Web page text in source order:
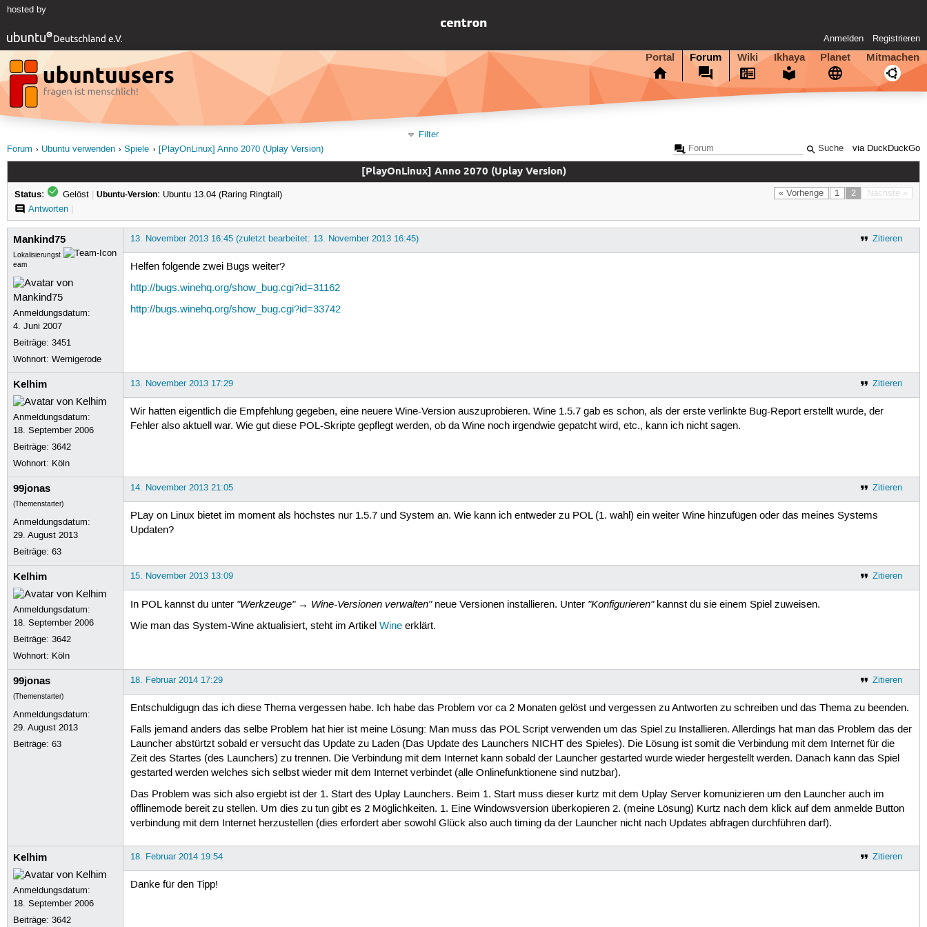
hosted by
Anmelden Registrieren
Portal Forum Wiki Ikhaya Planet Mitmachen
via DuckDuckGo
Filter
Forum
Ubuntu verwenden Spiele [PlayOnLinux] Anno 2070 (Uplay Version)
[PlayOnLinux] Anno 2070 (Uplay Version)
« Vorherige 1 2 Nächste »
Status: Gelöst | Ubuntu-Version: Ubuntu 13.04 (Raring Ringtail)
Antworten|
Mankind75
Lokalisierungst
eam
Anmeldungsdatum:
4. Juni 2007
Beiträge:3451
Wohnort: Wernigerode
Zitieren
13. November 2013 16:45 (zuletzt bearbeitet: 13. November 2013 16:45)
Helfen folgende zwei Bugs weiter?
http://bugs.winehq.org/show_bug.cgi?id=31162
http://bugs.winehq.org/show_bug.cgi?id=33742
Kelhim
Anmeldungsdatum:
18. September 2006
Beiträge:3642
Wohnort: Köln
Zitieren
13. November 2013 17:29
Wir hatten eigentlich die Empfehlung gegeben, eine neuere Wine-Version auszuprobieren. Wine 1.5.7 gab es schon, als der erste verlinkte Bug-Report erstellt wurde, der
Fehler also aktuell war. Wie gut diese POL-Skripte gepflegt werden, ob da Wine noch irgendwie gepatcht wird, etc., kann ich nicht sagen.
99jonas
(Themenstarter)
Anmeldungsdatum:
29. August 2013
Beiträge:63
Zitieren
14. November 2013 21:05
PLay on Linux bietet im moment als höchstes nur 1.5.7 und System an. Wie kann ich entweder zu POL (1. wahl) ein weiter Wine hinzufügen oder das meines Systems
Updaten?
Kelhim
Anmeldungsdatum:
18. September 2006
Beiträge:3642
Wohnort: Köln
Zitieren
15. November 2013 13:09
In POL kannst du unter "Werkzeuge" → Wine-Versionen verwalten"neue Versionen installieren. Unter "Konfigurieren"kannst du sie einem Spiel zuweisen.
Wie man das System-Wine aktualisiert, steht im Artikel Wineerklärt.
99jonas
(Themenstarter)
Anmeldungsdatum:
29. August 2013
Beiträge:63
Zitieren
18. Februar 2014 17:29
Entschuldigugn das ich diese Thema vergessen habe. Ich habe das Problem vor ca 2 Monaten gelöst und vergessen zu Antworten zu schreiben und das Thema zu beenden.
Falls jemand anders das selbe Problem hat hier ist meine Lösung: Man muss das POL Script verwenden um das Spiel zu Installieren. Allerdings hat man das Problem das der
Launcher abstürtzt sobald er versucht das Update zu Laden (Das Update des Launchers NICHT des Spieles). Die Lösung ist somit die Verbindung mit dem Internet für die
Zeit des Startes (des Launchers) zu trennen. Die Verbindung mit dem Internet kann sobald der Launcher gestarted wurde wieder hergestellt werden. Danach kann das Spiel
gestarted werden welches sich selbst wieder mit dem Internet verbindet (alle Onlinefunktionene sind nutzbar).
Das Problem was sich also ergiebt ist der 1. Start des Uplay Launchers. Beim 1. Start muss dieser kurtz mit dem Uplay Server komunizieren um den Launcher auch im
offlinemode bereit zu stellen. Um dies zu tun gibt es 2 Möglichkeiten. 1. Eine Windowsversion überkopieren 2. (meine Lösung) Kurtz nach dem klick auf dem anmelde Button
verbindung mit dem Internet herzustellen (dies erfordert aber sowohl Glück also auch timing da der Launcher nicht nach Updates abfragen durchführen darf).
Kelhim
Anmeldungsdatum:
18. September 2006
Beiträge:3642
Zitieren
18. Februar 2014 19:54
Danke für den Tipp!